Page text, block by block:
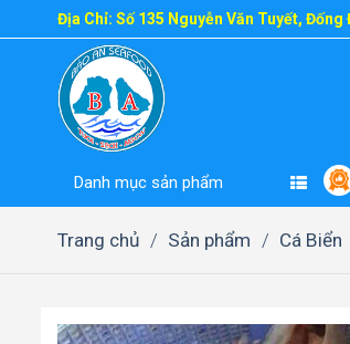
to
Địa Chỉ: Số 135 Nguyễn Văn Tuyết,
Danh mục sản phẩm
Trang chủ / Sản phẩm / Cá Biển